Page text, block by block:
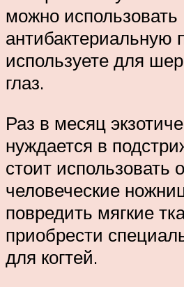
можно использовать
антибактериальную
используете для
глаз.
Раз в месяц
нуждается в
стоит использовать
человеческие
повредить мягкие
приобрести
для когтей.